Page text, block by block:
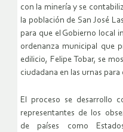
con la minería y se
la población de San José
para que el Gobierno local
ordenanza municipal que
edilicio, Felipe Tobar, se
ciudadana en las urnas para
El proceso se desarrollo
representantes de los
de países como